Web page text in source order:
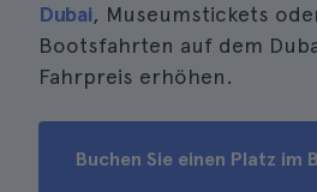
Dubai, Museumstickets
Bootsfahrten auf dem
Fahrpreis erhöhen.
Buchen Sie einen Platz im